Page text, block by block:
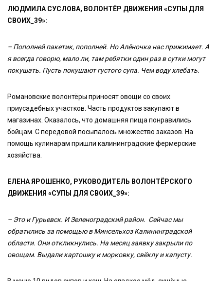
ЛЮДМИЛА СУСЛОВА, ВОЛОНТЁР ДВИЖЕНИЯ «СУПЫ ДЛЯ
СВОИХ_39»:
– Пополней пакетик, пополней. Но Алёночка нас прижимает. А
я всегда говорю, мало ли, там ребятки один раз в сутки могут
покушать. Пусть покушают густого супа. Чем воду хлебать.
Романовские волонтёры приносят овощи со своих
приусадебных участков. Часть продуктов закупают в
магазинах. Оказалось, что домашняя пища понравились
бойцам. С передовой посыпалось множество заказов. На
помощь кулинарам пришли калининградские фермерские
хозяйства.
ЕЛЕНА ЯРОШЕНКО, РУКОВОДИТЕЛЬ ВОЛОНТЁРСКОГО
ДВИЖЕНИЯ «СУПЫ ДЛЯ СВОИХ_39»:
– Это и Гурьевск. И Зеленоградский район. Сейчас мы
обратились за помощью в Минсельхоз Калининградской
области. Они откликнулись. На месяц заявку закрыли по
овощам. Выдали картошку и морковку, свёклу и капусту.